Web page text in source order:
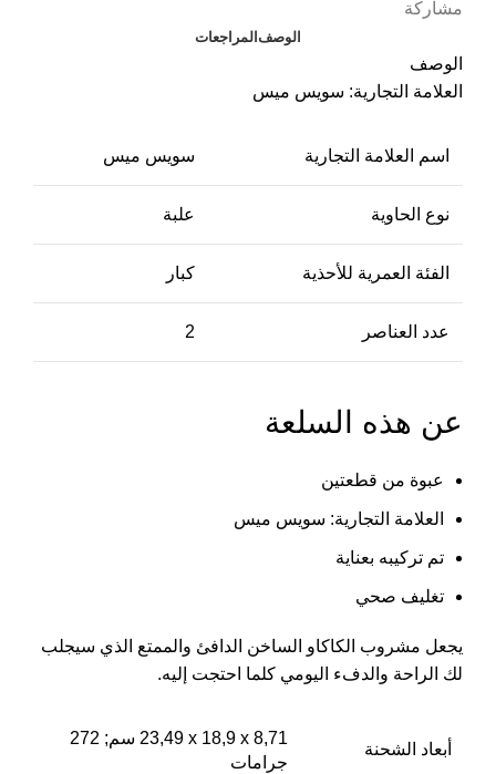
مشاركة
الوصف المراجعات
الوصف
العلامة التجارية: سويس ميس
اسم العلامة التجارية سويس ميس
نوع الحاوية علبة
الفئة العمرية للأحذية كبار
عدد العناصر 2
عن هذه السلعة
عبوة من قطعتين
العلامة التجارية: سويس ميس
تم تركيبه بعناية
تغليف صحي
يجعل مشروب الكاكاو الساخن الدافئ والممتع الذي سيجلب
لك الراحة والدفء اليومي كلما احتجت إليه.
أبعاد الشحنة
‎23,49 x 18,9 x 8,71 سم; 272
جرامات